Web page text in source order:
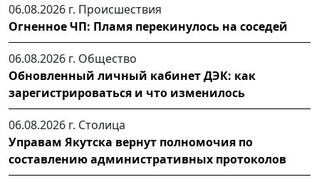
06.08.2026 г. Происшествия
Огненное ЧП: Пламя перекинулось на соседей
06.08.2026 г. Общество
Обновленный личный кабинет ДЭК: как
зарегистрироваться и что изменилось
06.08.2026 г. Столица
Управам Якутска вернут полномочия по
составлению административных протоколов